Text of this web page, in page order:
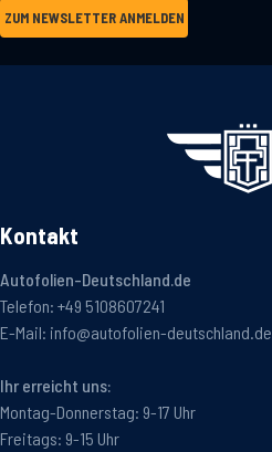
ZUM NEWSLETTER ANMELDEN
Kontakt
Autofolien-Deutschland.de
Telefon: +49 5108607241
E-Mail: info@autofolien-deutschland.de
Ihr erreicht uns:
Montag-Donnerstag: 9-17 Uhr
Freitags: 9-15 Uhr